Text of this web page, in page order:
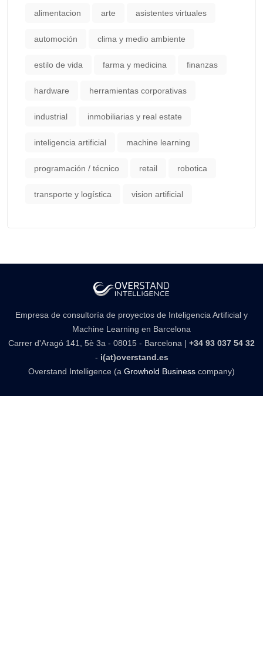
alimentacion arte asistentes virtuales
automoción clima y medio ambiente
estilo de vida farma y medicina finanzas
hardware herramientas corporativas
industrial inmobiliarias y real estate
inteligencia artificial machine learning
programación / técnico retail robotica
transporte y logística vision artificial
Empresa de consultoría de proyectos de Inteligencia Artificial y
Machine Learning en Barcelona
Carrer d'Aragó 141, 5è 3a - 08015 - Barcelona | +34 93 037 54 32
- i(at)overstand.es
Overstand Intelligence (a Growhold Business company)